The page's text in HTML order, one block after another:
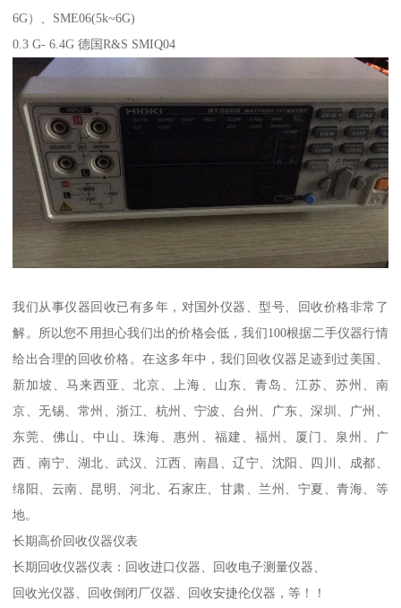
6G）、SME06(5k~6G)
0.3 G- 6.4G 德国R&S SMIQ04
我们从事仪器回收已有多年，对国外仪器、型号、回收价格非常了
解。所以您不用担心我们出的价格会低，我们100根据二手仪器行情
给出合理的回收价格。在这多年中，我们回收仪器足迹到过美国、
新加坡、马来西亚、北京、上海、山东、青岛、江苏、苏州、南
京、无锡、常州、浙江、杭州、宁波、台州、广东、深圳、广州、
东莞、佛山、中山、珠海、惠州、福建、福州、厦门、泉州、广
西、南宁、湖北、武汉、江西、南昌、辽宁、沈阳、四川、成都、
绵阳、云南、昆明、河北、石家庄、甘肃、兰州、宁夏、青海、等
地。
长期高价回收仪器仪表
长期回收仪器仪表：回收进口仪器、回收电子测量仪器、
回收光仪器、回收倒闭厂仪器、回收安捷伦仪器，等！！